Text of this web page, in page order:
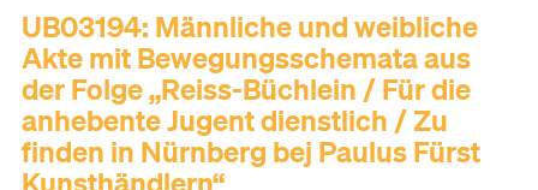
UB03194: Männliche und weibliche
Akte mit Bewegungsschemata aus
der Folge „Reiss-Büchlein / Für die
anhebente Jugent dienstlich / Zu
finden in Nürnberg bej Paulus Fürst
Kunsthändlern“